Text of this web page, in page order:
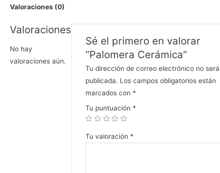
Valoraciones (0)
Valoraciones
No hay
valoraciones aún.
Sé el primero en valorar
“Palomera Cerámica”
Tu dirección de correo electrónico no será
publicada. Los campos obligatorios están
marcados con *
Tu puntuación *
Tu valoración *